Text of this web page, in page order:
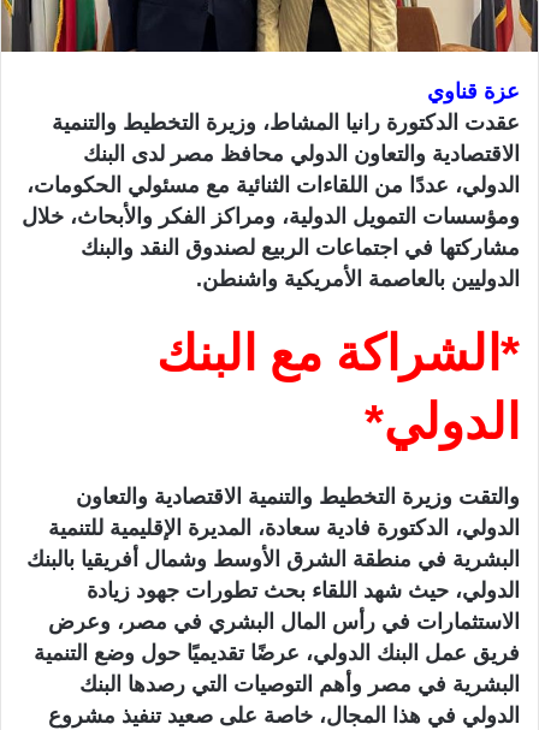
ت
ي
ا
عزة قناوي
عقدت الدكتورة رانيا المشاط، وزيرة التخطيط والتنمية
الاقتصادية والتعاون الدولي محافظ مصر لدى البنك
الدولي، عددًا من اللقاءات الثنائية مع مسئولي الحكومات،
ومؤسسات التمويل الدولية، ومراكز الفكر والأبحاث، خلال
مشاركتها في اجتماعات الربيع لصندوق النقد والبنك
الدوليين بالعاصمة الأمريكية واشنطن.
*الشراكة مع البنك
الدولي*
والتقت وزيرة التخطيط والتنمية الاقتصادية والتعاون
الدولي، الدكتورة فادية سعادة، المديرة الإقليمية للتنمية
البشرية في منطقة الشرق الأوسط وشمال أفريقيا بالبنك
الدولي، حيث شهد اللقاء بحث تطورات جهود زيادة
الاستثمارات في رأس المال البشري في مصر، وعرض
فريق عمل البنك الدولي، عرضًا تقديميًا حول وضع التنمية
البشرية في مصر وأهم التوصيات التي رصدها البنك
الدولي في هذا المجال، خاصة على صعيد تنفيذ مشروع